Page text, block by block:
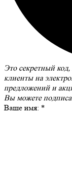
Это секретный
клиенты на
предложений и
Вы можете
Ваше имя: *